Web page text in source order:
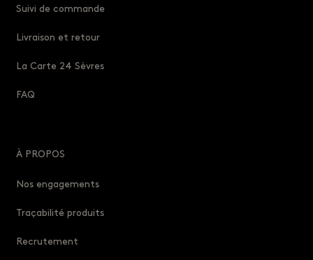
Suivi de commande
Livraison et retour
La Carte 24 Sèvres
FAQ
À PROPOS
Nos engagements
Traçabilité produits
Recrutement